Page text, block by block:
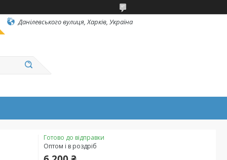
Данілевського вулиця, Харків, Україна
Готово до відправки
Оптом і в роздріб